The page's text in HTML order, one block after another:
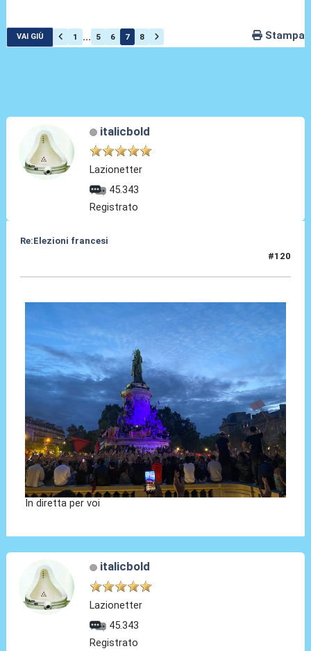
VAI GIÙ 1 ... 5 6 7 8 Stampa
italicbold
Lazionetter
45.343
Registrato
Re:Elezioni francesi
#120
In diretta per voi
italicbold
Lazionetter
45.343
Registrato